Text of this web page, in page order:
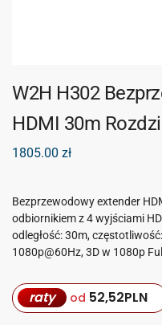
W2H H302
HDMI 30m
1805.00 zł
Bezprzewodowy extender
odbiornikiem z 4 wyjściami
odległość: 30m,
1080p@60Hz, 3D w 1080p
raty od 52,52PLN